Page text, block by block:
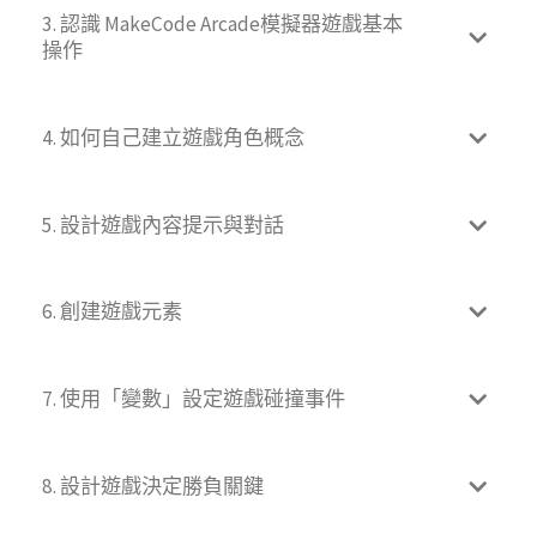
3. 認識 MakeCode Arcade模擬器遊戲基本
操作
4. 如何自己建立遊戲角色概念
5. 設計遊戲內容提示與對話
6. 創建遊戲元素
7. 使用「變數」設定遊戲碰撞事件
8. 設計遊戲決定勝負關鍵